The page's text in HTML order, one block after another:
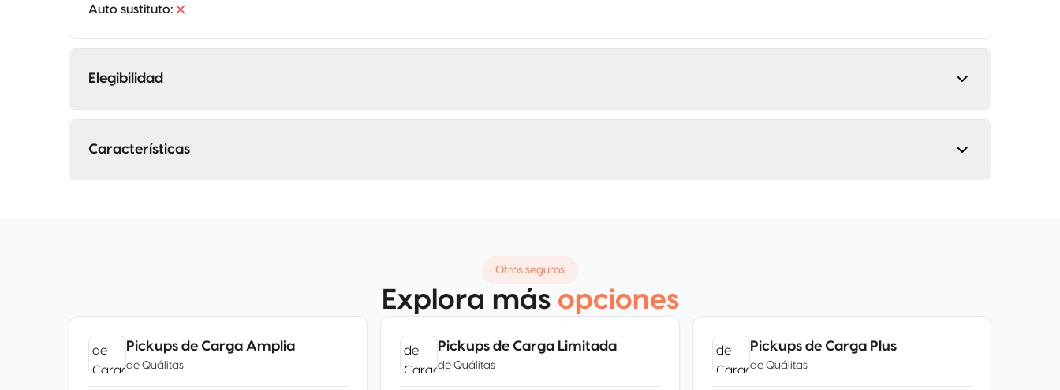
Auto sustituto:
Elegibilidad
Características
Otros seguros
Explora más opciones
Pickups de Carga Amplia
de Quálitas
Pickups de Carga Limitada
de Quálitas
Pickups de Carga Plus
de Quálitas